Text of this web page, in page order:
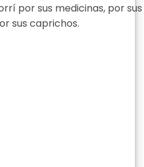
por sus medicinas, por sus
sus caprichos.